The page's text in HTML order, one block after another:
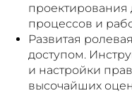
процессов и
Развитая
доступом.
и настройки
высочайших